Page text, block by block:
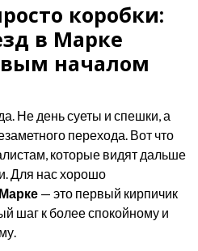
коробки:
в Марке
началом
Не день суеты и спешки, а
перехода. Вот что
которые видят дальше
Для нас хорошо
— это первый кирпичик
шаг к более спокойному и